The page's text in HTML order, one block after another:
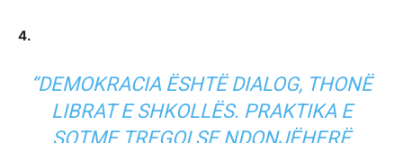
4.
“DEMOKRACIA ËSHTË DIALOG, THONË
LIBRAT E SHKOLLËS. PRAKTIKA E
SOTME TREGOI SE NDONJËHERË